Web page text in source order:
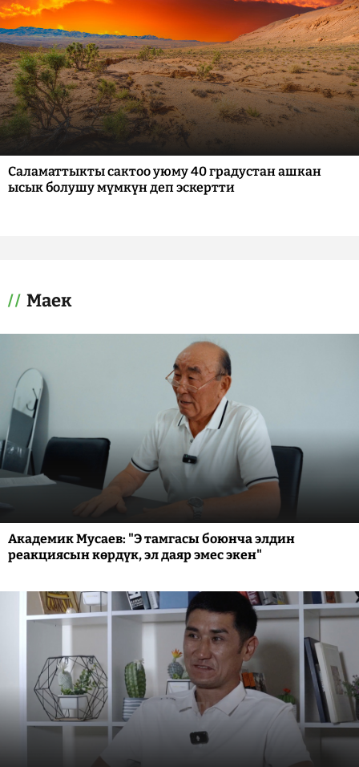
Саламаттыкты сактоо уюму 40 градустан ашкан
ысык болушу мүмкүн деп эскертти
Маек
Академик Мусаев: "Э тамгасы боюнча элдин
реакциясын көрдүк, эл даяр эмес экен"